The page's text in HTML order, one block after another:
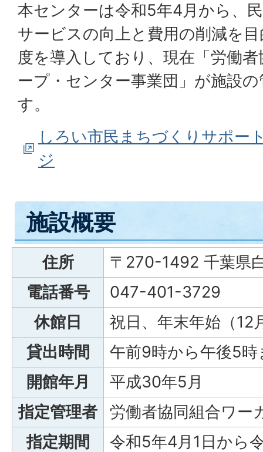
本センターは令和5年4月から、
サービスの向上と費用の削減を
度を導入しており、現在「労働
ープ・センター事業団」が施設
す。
しろい市民まちづくりサポー
ジ
施設概要
住所
〒270-1492 千葉県
電話番号
047-401-3729
休館日
祝日、年末年始（12
貸出時間
午前9時から午後5時
開館年月
平成30年5月
指定管理者
労働者協同組合ワー
指定期間
令和5年4月1日から